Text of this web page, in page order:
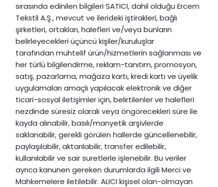
sırasında edinilen bilgileri SATICI, dahil olduğu Ercem
Tekstil A.Ş., mevcut ve ilerideki iştirakleri, bağlı
şirketleri, ortakları, halefleri ve/veya bunların
belirleyecekleri üçüncü kişiler/kuruluşlar
tarafından muhtelif ürün/hizmetlerin sağlanması ve
her türlü bilgilendirme, reklam-tanıtım, promosyon,
satış, pazarlama, mağaza kartı, kredi kartı ve üyelik
uygulamaları amaçlı yapılacak elektronik ve diğer
ticari-sosyal iletişimler için, belirtilenler ve halefleri
nezdinde süresiz olarak veya öngörecekleri süre ile
kayda alınabilir, basılı/manyetik arşivlerde
saklanabilir, gerekli görülen hallerde güncellenebilir,
paylaşılabilir, aktarılabilir, transfer edilebilir,
kullanılabilir ve sair suretlerle işlenebilir. Bu veriler
ayrıca kanunen gereken durumlarda ilgili Merci ve
Mahkemelere iletilebilir. ALICI kişisel olan-olmayan